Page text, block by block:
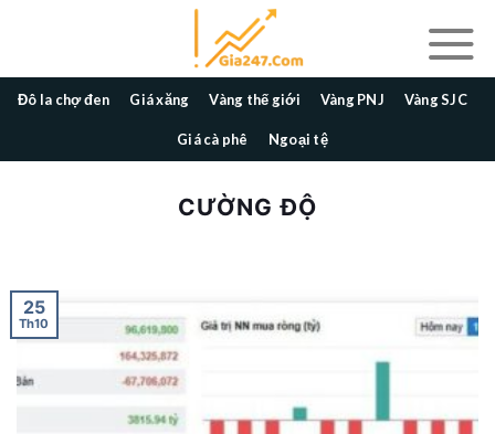
Đô la chợ đen Giá xăng Vàng thế giới Vàng PNJ Vàng SJC
Giá cà phê Ngoại tệ
CƯỜNG ĐỘ
25
Th10